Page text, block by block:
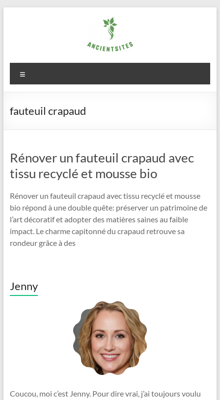
ancientsites.eu
fauteuil crapaud
Rénover un fauteuil crapaud avec
tissu recyclé et mousse bio
Rénover un fauteuil crapaud avec tissu recyclé et mousse
bio répond à une double quête: préserver un patrimoine de
l’art décoratif et adopter des matières saines au faible
impact. Le charme capitonné du crapaud retrouve sa
rondeur grâce à des
Jenny
Coucou, moi c’est Jenny. Pour dire vrai, j’ai toujours voulu